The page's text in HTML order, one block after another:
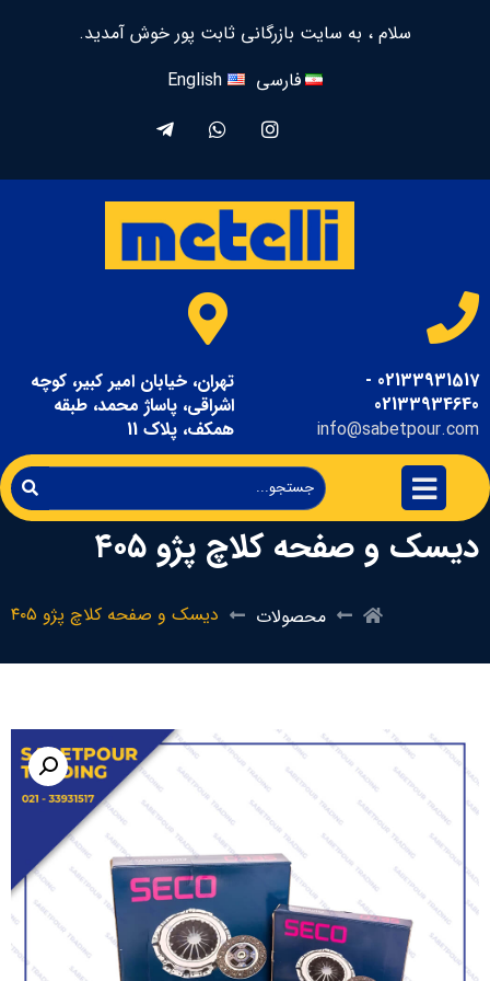
سلام ، به سایت بازرگانی ثابت پور خوش آمدید.
فارسی
English
02133931517 -
02133934640
info@sabetpour.com
تهران، خیابان امیر کبیر، کوچه
اشراقی، پاساژ محمد، طبقه
همکف، پلاک 11
دیسک و صفحه کلاچ پژو ۴۰۵
محصولات دیسک و صفحه کلاچ پژو ۴۰۵